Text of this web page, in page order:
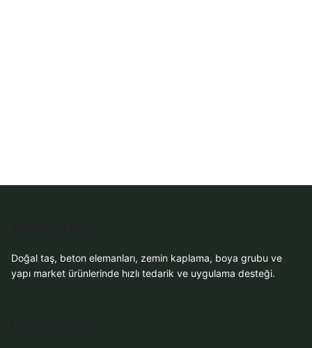
Doğal taş, beton elemanları, zemin kaplama, boya grubu ve
yapı market ürünlerinde hızlı tedarik ve uygulama desteği.